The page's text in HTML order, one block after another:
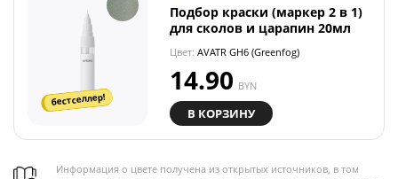
бестселлер!
Подбор краски (маркер 2 в 1)
для сколов и царапин 20мл
Цвет: AVATR GH6 (Greenfog)
14.90 BYN
В КОРЗИНУ
Информация о цвете получена из открытых источников, в том